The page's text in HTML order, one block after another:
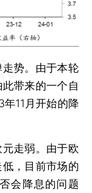
势。由于本轮
带来的一个自
11月开始的降
走弱。由于欧
，目前市场的
会降息的问题